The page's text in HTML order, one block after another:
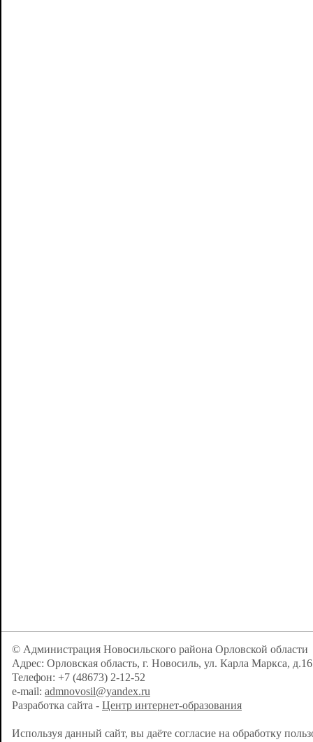
© Администрация Новосильского района Орловской области
Адрес: Орловская область, г. Новосиль, ул. Карла Маркса, д.16
Телефон: +7 (48673) 2-12-52
e-mail: admnovosil@yandex.ru
Разработка сайта - Центр интернет-образования
Используя данный сайт, вы даёте согласие на обработку